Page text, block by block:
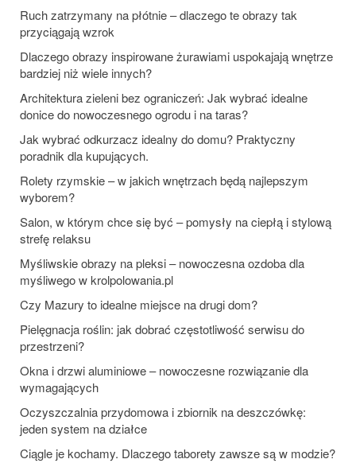
Ruch zatrzymany na płótnie – dlaczego te obrazy tak
przyciągają wzrok
Dlaczego obrazy inspirowane żurawiami uspokajają wnętrze
bardziej niż wiele innych?
Architektura zieleni bez ograniczeń: Jak wybrać idealne
donice do nowoczesnego ogrodu i na taras?
Jak wybrać odkurzacz idealny do domu? Praktyczny
poradnik dla kupujących.
Rolety rzymskie – w jakich wnętrzach będą najlepszym
wyborem?
Salon, w którym chce się być – pomysły na ciepłą i stylową
strefę relaksu
Myśliwskie obrazy na pleksi – nowoczesna ozdoba dla
myśliwego w krolpolowania.pl
Czy Mazury to idealne miejsce na drugi dom?
Pielęgnacja roślin: jak dobrać częstotliwość serwisu do
przestrzeni?
Okna i drzwi aluminiowe – nowoczesne rozwiązanie dla
wymagających
Oczyszczalnia przydomowa i zbiornik na deszczówkę:
jeden system na działce
Ciągle je kochamy. Dlaczego taborety zawsze są w modzie?